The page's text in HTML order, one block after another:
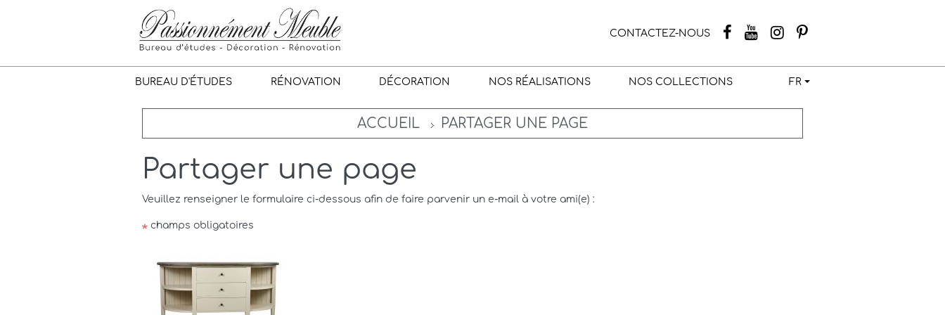
CONTACTEZ-NOUS
BUREAU D'ÉTUDES RÉNOVATION DÉCORATION NOS RÉALISATIONS NOS COLLECTIONS FR
ACCUEIL PARTAGER UNE PAGE
Partager une page
Veuillez renseigner le formulaire ci-dessous afin de faire parvenir un e-mail à votre ami(e) :
champs obligatoires